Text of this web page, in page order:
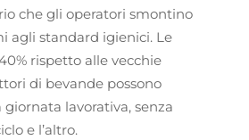
che gli operatori smontino
agli standard igienici. Le
rispetto alle vecchie
di bevande possono
lavorativa, senza
e l’altro.